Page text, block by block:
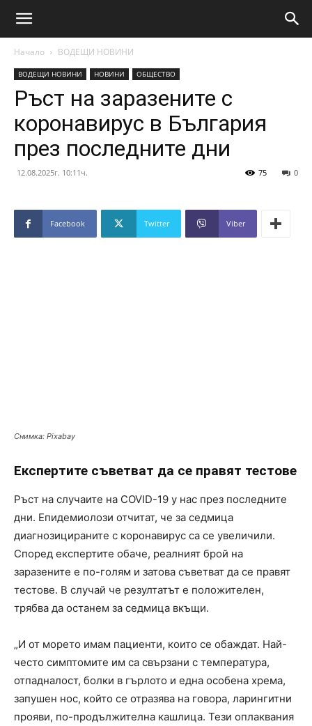
Начало ВОДЕЩИ НОВИНИ
ВОДЕЩИ НОВИНИ НОВИНИ ОБЩЕСТВО
Ръст на заразените с
коронавирус в България
през последните дни
12.08.2025г. 10:11ч. 0
75
Facebook Twitter Viber
Снимка: Pixabay
Експертите съветват да се правят тестове
Ръст на случаите на COVID-19 у нас през последните
дни. Епидемиолози отчитат, че за седмица
диагнозицираните с коронавирус са се увеличили.
Според експертите обаче, реалният брой на
заразените е по-голям и затова съветват да се правят
тестове. В случай че резултатът е положителен,
трябва да останем зa седмица вкъщи.
„И от морето имам пациенти, които се обаждат. Най-
често симптомите им са свързани с температура,
отпадналост, болки в гърлото и една особена хрема,
запушен нос, който се отразява на говора, ларингитни
прояви, по-продължителна кашлица. Тези оплаквания